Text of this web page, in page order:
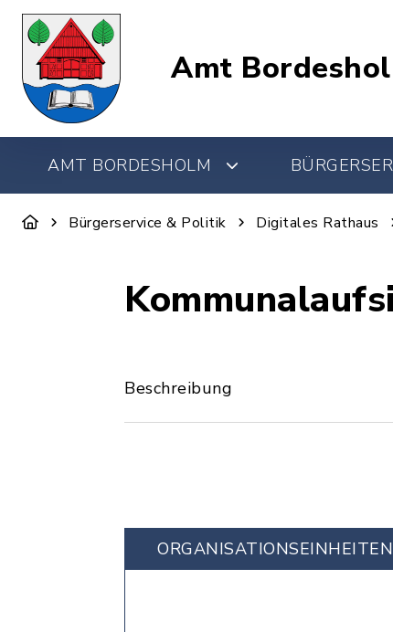
Amt
AMT BORDESHOLM
Bürgerservice & Politik Digitales Rathaus
Beschreibung
ORGANISATIONS­EINHEITEN